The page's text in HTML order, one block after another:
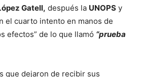
Gatell, después la UNOPS y
el cuarto intento en manos de
efectos” de lo que llamó “prueba
que dejaron de recibir sus